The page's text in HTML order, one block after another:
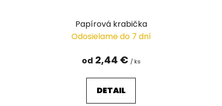
Papírová krabička
Odosielame do 7 dní
od 2,44 € / ks
DETAIL